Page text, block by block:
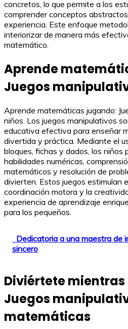
concretos, lo que permite a los
comprender conceptos
experiencia. Este enfoque
interiorizar de manera más
matemático.
Aprende
Juegos
Aprende matemáticas jugando:
niños. Los juegos manipulativos
educativa efectiva para enseñar
divertida y práctica. Mediante el
bloques, fichas y dados, los niños
habilidades numéricas,
matemáticos y resolución de
divierten. Estos juegos estimulan
coordinación motora y la
experiencia de aprendizaje
para los pequeños.
Dedicatoria a una maestra de
sincero
Diviértete mientras
Juegos
matemáticas